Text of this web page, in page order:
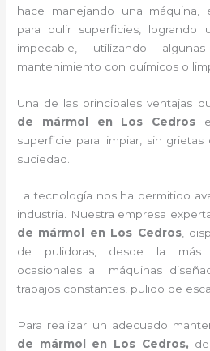
hace manejando una máquina,
para pulir superficies, logrando
impecable, utilizando
mantenimiento con químicos o
Una de las principales ventajas
de mármol
en Los Cedros
superficie para limpiar, sin
suciedad.
La tecnología nos ha permitido
industria. Nuestra empresa
de mármol
en Los Cedros,
de pulidoras, desde la más
ocasionales a máquinas
trabajos constantes, pulido de
Para realizar un adecuado
de mármol
en Los Cedros,